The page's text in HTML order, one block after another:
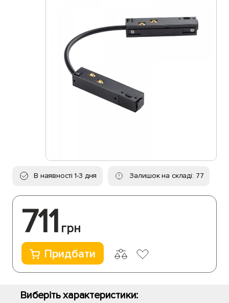
В наявності 1-3 дня Залишок на складі: 77
711 грн
Придбати
Виберіть характеристики: